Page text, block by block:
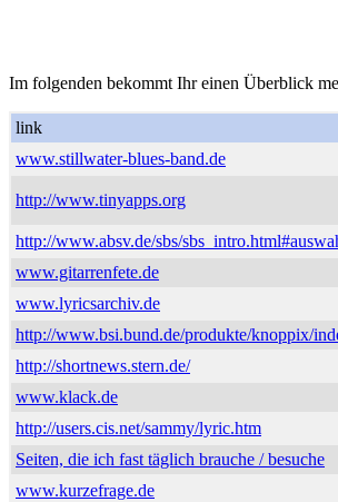
Im folgenden bekommt Ihr einen Überblick
link
www.stillwater-blues-band.de
http://www.tinyapps.org
http://www.absv.de/sbs/
www.gitarrenfete.de
www.lyricsarchiv.de
http://www.bsi.bund.de/produkte/knoppix/
http://shortnews.stern.de/
www.klack.de
http://users.cis.net/sammy/lyric.htm
Seiten, die ich fast täglich brauche / besuche
www.kurzefrage.de